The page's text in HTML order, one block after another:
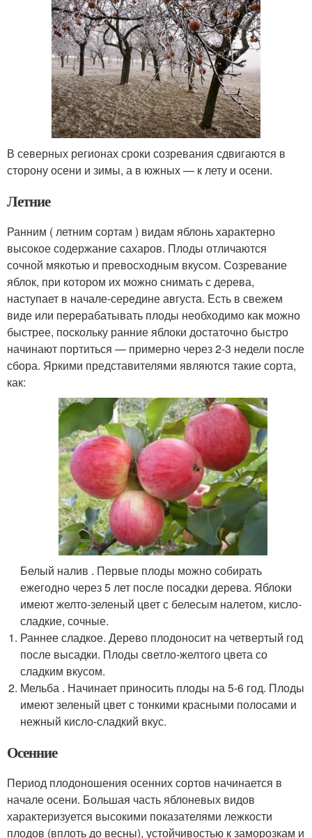
В северных регионах сроки созревания сдвигаются в
сторону осени и зимы, а в южных — к лету и осени.
Летние
Ранним ( летним сортам ) видам яблонь характерно
высокое содержание сахаров. Плоды отличаются
сочной мякотью и превосходным вкусом. Созревание
яблок, при котором их можно снимать с дерева,
наступает в начале-середине августа. Есть в свежем
виде или перерабатывать плоды необходимо как можно
быстрее, поскольку ранние яблоки достаточно быстро
начинают портиться — примерно через 2-3 недели после
сбора. Яркими представителями являются такие сорта,
как:
Белый налив . Первые плоды можно собирать
ежегодно через 5 лет после посадки дерева. Яблоки
имеют желто-зеленый цвет с белесым налетом, кисло-
сладкие, сочные.
Раннее сладкое. Дерево плодоносит на четвертый год
после высадки. Плоды светло-желтого цвета со
сладким вкусом.
Мельба . Начинает приносить плоды на 5-6 год. Плоды
имеют зеленый цвет с тонкими красными полосами и
нежный кисло-сладкий вкус.
Осенние
Период плодоношения осенних сортов начинается в
начале осени. Большая часть яблоневых видов
характеризуется высокими показателями лежкости
плодов (вплоть до весны), устойчивостью к заморозкам и